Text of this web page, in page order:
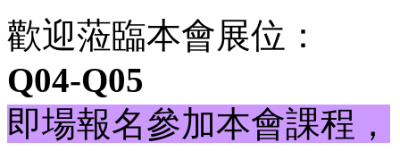
歡迎蒞臨本會展位：
Q04-Q05
即場報名參加本會課程，